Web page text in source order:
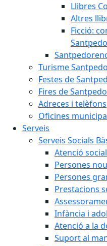
Llibres
Altres
Ficció:
Turisme
Festes de
Fires de
Adreces i telèfons
Oficines
Serveis
Serveis Socials
Atenció
Persones
Persones
Prestacions
Infància i
Atenció a la
Suport al